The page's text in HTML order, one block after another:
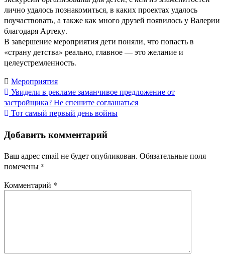
лично удалось познакомиться, в каких проектах удалось
поучаствовать, а также как много друзей появилось у Валерии
благодаря Артеку.
В завершение мероприятия дети поняли, что попасть в
«страну детства» реально, главное — это желание и
целеустремленность.
Мероприятия
Навигация
по
записям
Увидели в рекламе заманчивое предложение от
застройщика? Не спешите соглашаться
Тот самый первый день войны
Добавить комментарий
Ваш адрес email не будет опубликован. Обязательные поля
помечены *
Комментарий *